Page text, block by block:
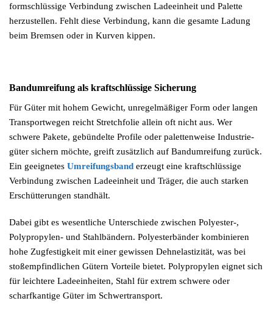
formschlüssige Verbindung zwischen Ladeeinheit und Palette
herzustellen. Fehlt diese Verbindung, kann die gesamte Ladung
beim Bremsen oder in Kurven kippen.
Bandumreifung als kraftschlüssige Sicherung
Für Güter mit hohem Gewicht, unregelmäßiger Form oder langen
Transportwegen reicht Stretchfolie allein oft nicht aus. Wer
schwere Pakete, gebündelte Profile oder palettenweise Industrie­
güter sichern möchte, greift zusätzlich auf Bandumreifung zurück.
Ein geeignetes Umreifungsband erzeugt eine kraftschlüssige
Verbindung zwischen Ladeeinheit und Träger, die auch starken
Erschütterungen standhält.
Dabei gibt es wesentliche Unterschiede zwischen Polyester-,
Polypropylen- und Stahlbändern. Polyesterbänder kombinieren
hohe Zugfestigkeit mit einer gewissen Dehnelastizität, was bei
stoßempfindlichen Gütern Vorteile bietet. Polypropylen eignet sich
für leichtere Ladeeinheiten, Stahl für extrem schwere oder
scharfkantige Güter im Schwertransport.